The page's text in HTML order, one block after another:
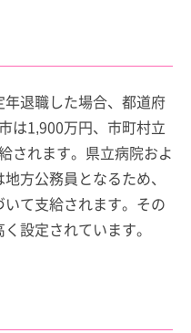
退職した場合、都道府
は1,900万円、市町村立
されます。県立病院およ
方公務員となるため、
て支給されます。その
設定されています。